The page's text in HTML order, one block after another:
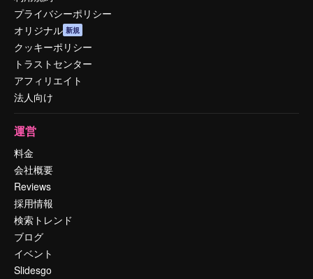
プライバシーポリシー
オリジナル 新規
クッキーポリシー
トラストセンター
アフィリエイト
法人向け
運営
料金
会社概要
Reviews
採用情報
検索トレンド
ブログ
イベント
Slidesgo